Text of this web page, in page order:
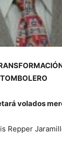
TOMBOLERO
volados
Repper